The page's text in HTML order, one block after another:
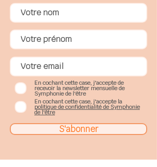
En cochant cette case, j'accepte de
recevoir la newsletter mensuelle de
Symphonie de l'être
En cochant cette case, j'accepte la
politique de confidentialité de Symphonie
de l'être
S'abonner